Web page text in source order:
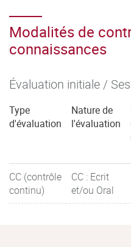
Modalités de
connaissances
Évaluation initiale /
Type
d'évaluation
Nature de
l'évaluation
CC (contrôle
continu)
CC : Ecrit
et/ou Oral